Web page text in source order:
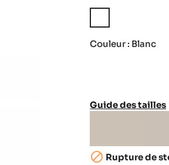
Couleur : Blanc
Guide des tailles
 Rupture de